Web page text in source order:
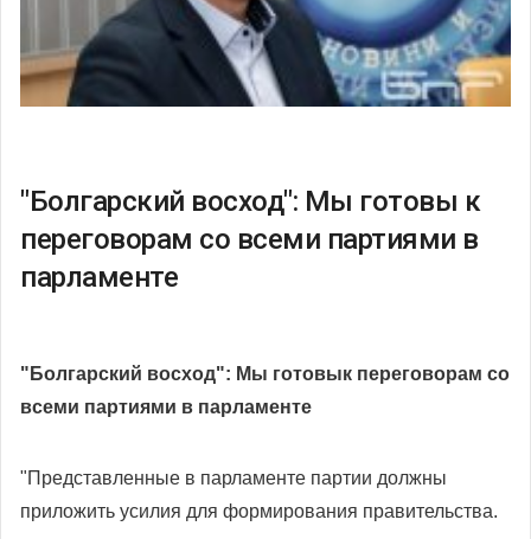
"Болгарский восход": Мы готовы к
переговорам со всеми партиями в
парламенте
"Болгарский восход": Мы готовык переговорам со
всеми партиями в парламенте
"Представленные в парламенте партии должны
приложить усилия для формирования правительства.